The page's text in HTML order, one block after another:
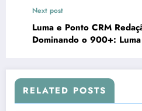
Next post
Luma e Ponto CRM
Dominando o 900+:
RELATED POSTS